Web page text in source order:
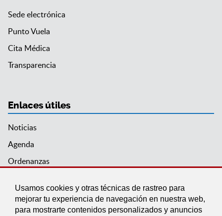
Usamos cookies y otras técnicas de rastreo para
mejorar tu experiencia de navegación en nuestra web,
para mostrarte contenidos personalizados y anuncios
Sede electrónica
Punto Vuela
Cita Médica
Transparencia
Enlaces útiles
Noticias
Agenda
Ordenanzas